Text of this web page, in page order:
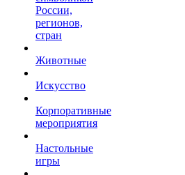
России,
регионов,
стран
Животные
Искусство
Корпоративные
мероприятия
Настольные
игры